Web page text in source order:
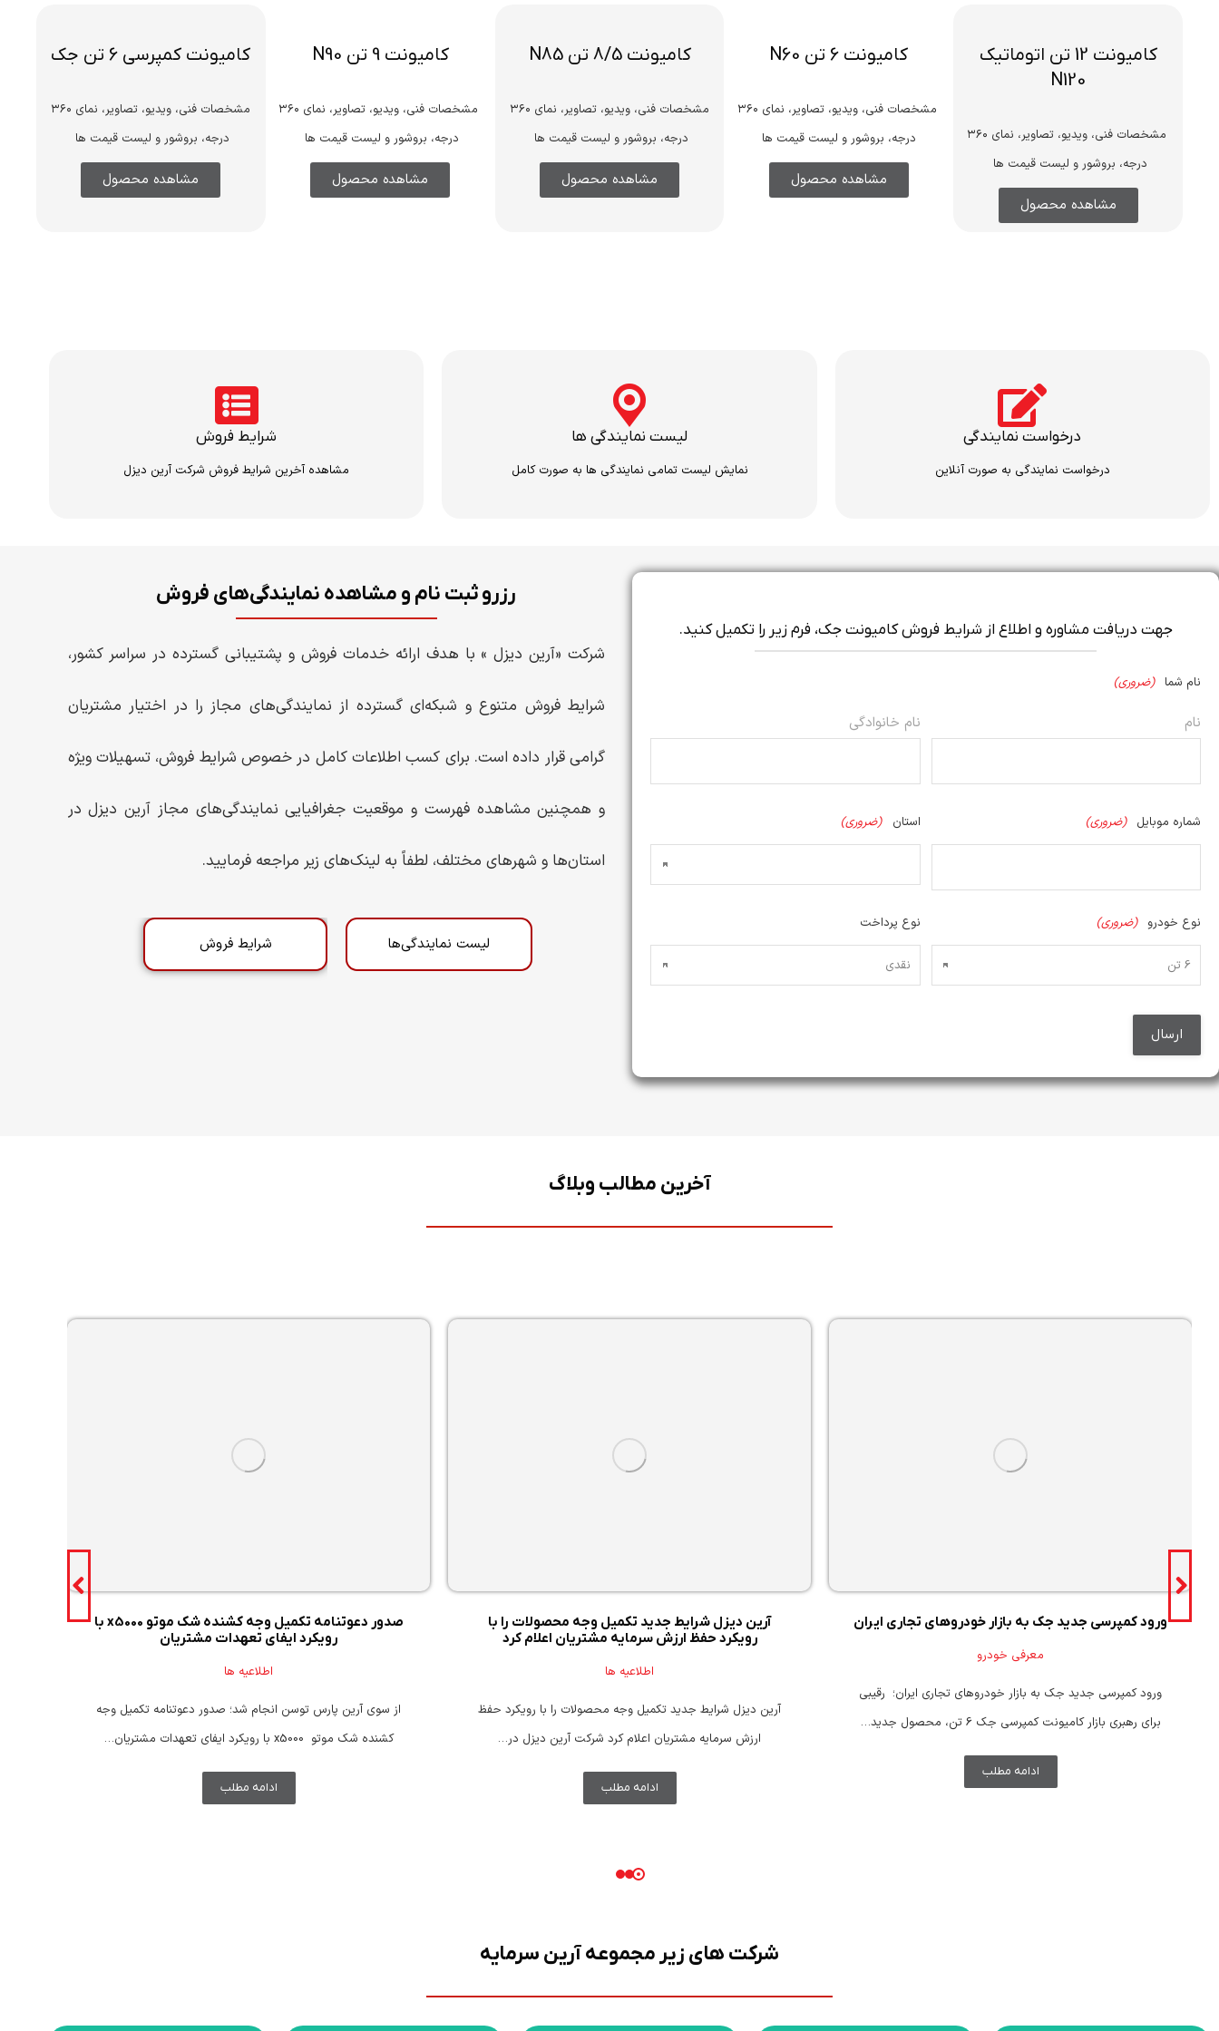
کامیونت 12 تن اتوماتیک
N120
مشخصات فنی، ویدیو، تصاویر، نمای ۳۶۰
درجه، بروشور و لیست قیمت ها
مشاهده محصول
کامیونت 6 تن N60
مشخصات فنی، ویدیو، تصاویر، نمای ۳۶۰
درجه، بروشور و لیست قیمت ها
مشاهده محصول
کامیونت 8/5 تن N85
مشخصات فنی، ویدیو، تصاویر، نمای ۳۶۰
درجه، بروشور و لیست قیمت ها
مشاهده محصول
کامیونت 9 تن N90
مشخصات فنی، ویدیو، تصاویر، نمای ۳۶۰
درجه، بروشور و لیست قیمت ها
مشاهده محصول
کامیونت کمپرسی 6 تن جک
مشخصات فنی، ویدیو، تصاویر، نمای ۳۶۰
درجه، بروشور و لیست قیمت ها
مشاهده محصول
درخواست نمایندگی
درخواست نمایندگی به صورت آنلاین
لیست نمایندگی ها
نمایش لیست تمامی نمایندگی ها به صورت کامل
شرایط فروش
مشاهده آخرین شرایط فروش شرکت آرین دیزل
جهت دریافت مشاوره و اطلاع از شرایط فروش کامیونت جک، فرم زیر را تکمیل کنید.
نام شما (ضروری)
نام نام خانوادگی
شماره موبایل (ضروری) استان (ضروری)
نوع خودرو (ضروری) نوع پرداخت
رزرو ثبت نام و مشاهده نمایندگی‌های فروش
شرکت «آرین دیزل » با هدف ارائه خدمات فروش و پشتیبانی گسترده در سراسر کشور،
شرایط فروش متنوع و شبکه‌ای گسترده از نمایندگی‌های مجاز را در اختیار مشتریان
گرامی قرار داده است. برای کسب اطلاعات کامل در خصوص شرایط فروش، تسهیلات ویژه
و همچنین مشاهده فهرست و موقعیت جغرافیایی نمایندگی‌های مجاز آرین دیزل در
استان‌ها و شهرهای مختلف، لطفاً به لینک‌های زیر مراجعه فرمایید.
لیست نمایندگی‌ها شرایط فروش
آخرین مطالب وبلاگ
ورود کمپرسی جدید جک به بازار خودروهای تجاری ایران
معرفی خودرو
ورود کمپرسی جدید جک به بازار خودروهای تجاری ایران؛ رقیبی
برای رهبری بازار کامیونت کمپرسی جک 6 تن، محصول جدید…
ادامه مطلب
آرین دیزل شرایط جدید تکمیل وجه محصولات را با
رویکرد حفظ ارزش سرمایه مشتریان اعلام کرد
اطلاعیه ها
آرین دیزل شرایط جدید تکمیل وجه محصولات را با رویکرد حفظ
ارزش سرمایه مشتریان اعلام کرد شرکت آرین دیزل در…
ادامه مطلب
صدور دعوتنامه تکمیل وجه کشنده شک موتو x5000 با
رویکرد ایفای تعهدات مشتریان
اطلاعیه ها
از سوی آرین پارس توسن انجام شد؛ صدور دعوتنامه تکمیل وجه
کشنده شک موتو x5000 با رویکرد ایفای تعهدات مشتریان…
ادامه مطلب
شرکت های زیر مجموعه آرین سرمایه